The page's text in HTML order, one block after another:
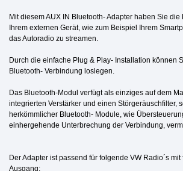
Mit diesem AUX IN Bluetooth- Adapter haben Sie
Ihrem externen Gerät, wie zum Beispiel Ihrem
das Autoradio zu streamen.
Durch die einfache Plug & Play- Installation können
Bluetooth- Verbindung loslegen.
Das Bluetooth-Modul verfügt als einziges auf dem
integrierten Verstärker und einen Störgeräuschfilter,
herkömmlicher Bluetooth- Module, wie
einhergehende Unterbrechung der Verbindung,
Der Adapter ist passend für folgende VW Radio´s mit
Ausgang: